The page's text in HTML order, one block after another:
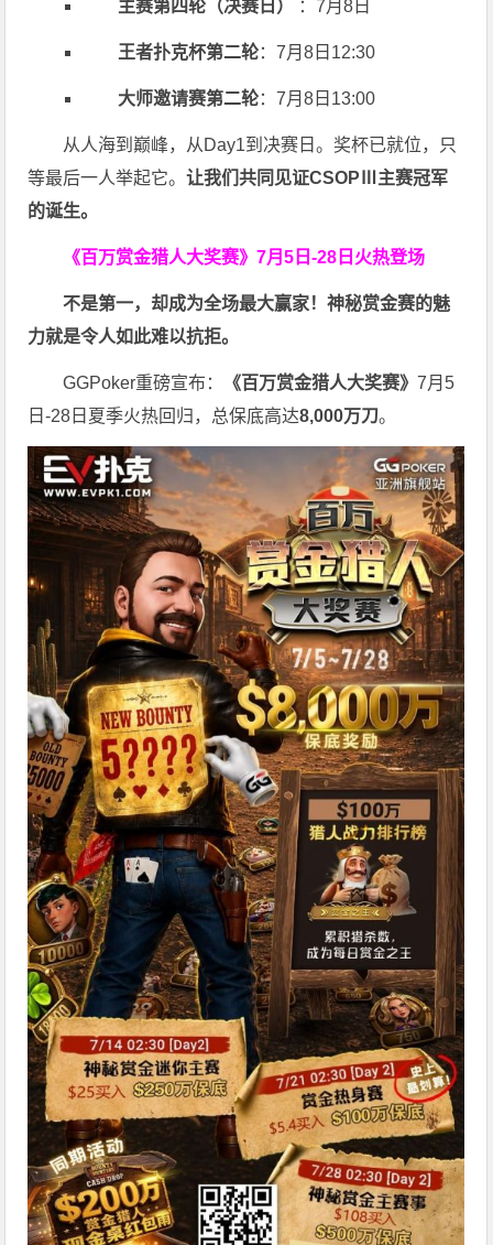
主赛第四轮（决赛日） ：7月8日
王者扑克杯第二轮：7月8日12:30
大师邀请赛第二轮：7月8日13:00
从人海到巅峰，从Day1到决赛日。奖杯已就位，只
等最后一人举起它。让我们共同见证CSOPⅢ主赛冠军
的诞生。
《百万赏金猎人大奖赛》7月5日-28日火热登场
不是第一，却成为全场最大赢家！神秘赏金赛的魅
力就是令人如此难以抗拒。
GGPoker重磅宣布： 《百万赏金猎人大奖赛》7月5
日-28日夏季火热回归，总保底高达8,000万刀。